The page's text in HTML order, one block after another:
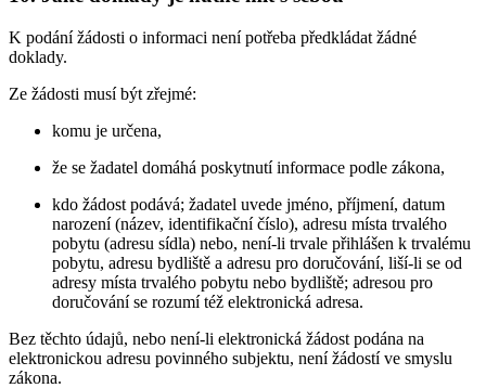
K podání žádosti o informaci není potřeba předkládat žádné
doklady.
Ze žádosti musí být zřejmé:
komu je určena,
že se žadatel domáhá poskytnutí informace podle zákona,
kdo žádost podává; žadatel uvede jméno, příjmení, datum
narození (název, identifikační číslo), adresu místa trvalého
pobytu (adresu sídla) nebo, není-li trvale přihlášen k trvalému
pobytu, adresu bydliště a adresu pro doručování, liší-li se od
adresy místa trvalého pobytu nebo bydliště; adresou pro
doručování se rozumí též elektronická adresa.
Bez těchto údajů, nebo není-li elektronická žádost podána na
elektronickou adresu povinného subjektu, není žádostí ve smyslu
zákona.